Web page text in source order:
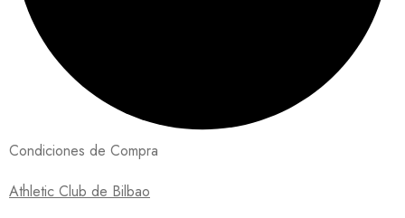
Condiciones de Compra
Athletic Club de Bilbao